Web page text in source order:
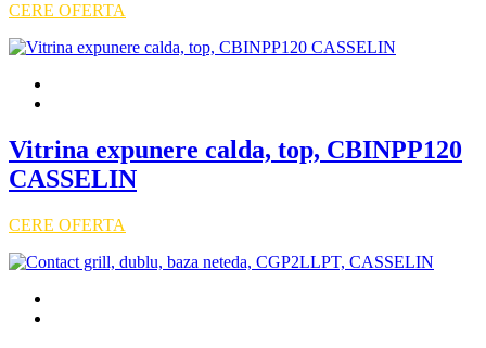
CERE OFERTA
Vitrina expunere calda, top, CBINPP120
CASSELIN
CERE OFERTA